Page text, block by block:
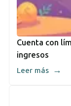
Cuenta con
ingresos
Leer más →